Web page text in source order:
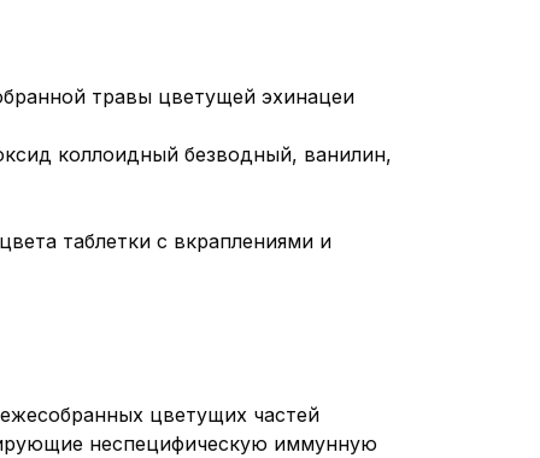
травы цветущей эхинацеи
коллоидный безводный, ванилин,
таблетки с вкраплениями и
цветущих частей
неспецифическую иммунную